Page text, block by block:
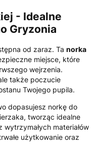
- Idealne
Gryzonia
od zaraz. Ta norka
miejsce, które
wejrzenia.
także poczucie
Twojego pupila.
dopasujesz norkę do
tworząc idealne
materiałów
użytkowanie oraz